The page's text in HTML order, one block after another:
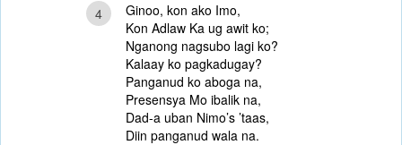
4
Ginoo, kon ako Imo,
Kon Adlaw Ka ug awit ko;
Nganong nagsubo lagi ko?
Kalaay ko pagkadugay?
Panganud ko aboga na,
Presensya Mo ibalik na,
Dad-a uban Nimo’s ’taas,
Diin panganud wala na.